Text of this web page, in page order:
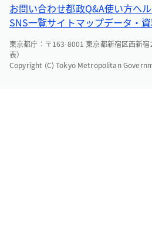
お問い合わせ都政Q&A使い方ヘ
SNS一覧サイトマップデータ・
東京都庁：〒163-8001 東京都新宿区西新
表）
Copyright (C) Tokyo Metropolitan